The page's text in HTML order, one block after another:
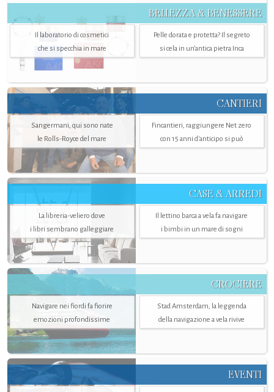
BELLEZZA & BENESSERE
Il laboratorio di cosmetici
che si specchia in mare
Pelle dorata e protetta? Il segreto
si cela in un’antica pietra Inca
CANTIERI
Sangermani, qui sono nate
le Rolls-Royce del mare
Fincantieri, raggiungere Net zero
con 15 anni d'anticipo si può
CASE & ARREDI
La libreria-veliero dove
i libri sembrano galleggiare
Il lettino barca a vela fa navigare
i bimbi in un mare di sogni
CROCIERE
Navigare nei fiordi fa fiorire
emozioni profondissime
Stad Amsterdam, la leggenda
della navigazione a vela rivive
EVENTI